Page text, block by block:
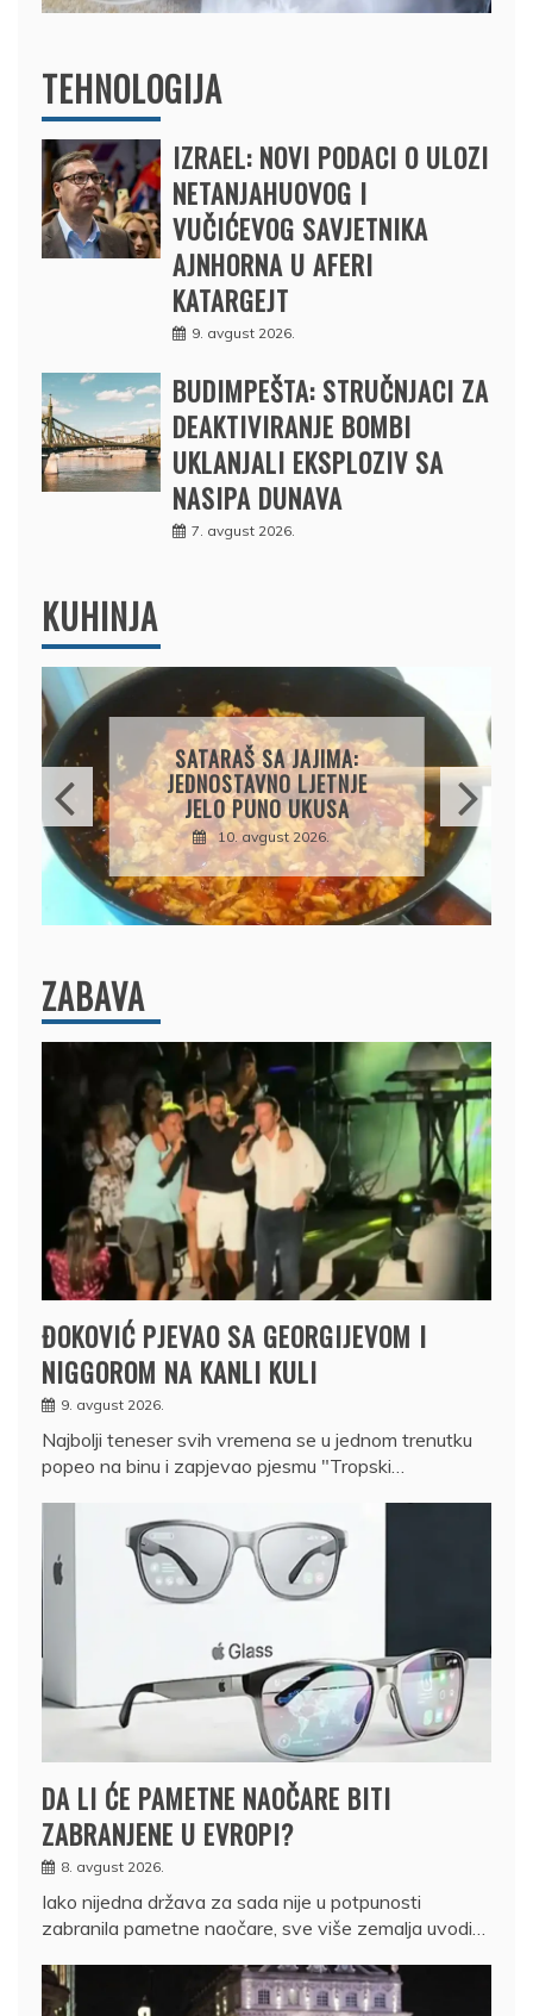
TEHNOLOGIJA
IZRAEL: NOVI PODACI O ULOZI
NETANJAHUOVOG I
VUČIĆEVOG SAVJETNIKA
AJNHORNA U AFERI
KATARGEJT
9. avgust 2026.
BUDIMPEŠTA: STRUČNJACI ZA
DEAKTIVIRANJE BOMBI
UKLANJALI EKSPLOZIV SA
NASIPA DUNAVA
7. avgust 2026.
KUHINJA
GRČKA MUSAKA: SOČNA,
KREMASTA I PUNA
MEDITERANSKIH UKUSA
10. avgust 2026.
ZABAVA
ĐOKOVIĆ PJEVAO SA GEORGIJEVOM I
NIGGOROM NA KANLI KULI
9. avgust 2026.
Najbolji teneser svih vremena se u jednom trenutku
popeo na binu i zapjevao pjesmu "Tropski…
DA LI ĆE PAMETNE NAOČARE BITI
ZABRANJENE U EVROPI?
8. avgust 2026.
Iako nijedna država za sada nije u potpunosti
zabranila pametne naočare, sve više zemalja uvodi…